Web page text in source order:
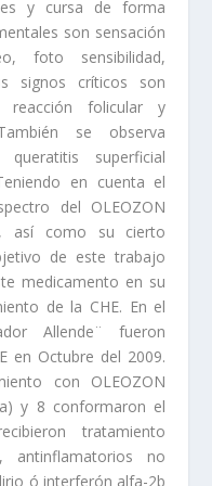
y cursa de forma
son sensación
foto sensibilidad,
signos críticos son
reacción folicular y
se observa
superficial
en cuenta el
del OLEOZON
así como su cierto
de este trabajo
medicamento en su
de la CHE. En el
Allende¨ fueron
en Octubre del 2009.
con OLEOZON
y 8 conformaron el
tratamiento
antinflamatorios no
ó interferón alfa-2b